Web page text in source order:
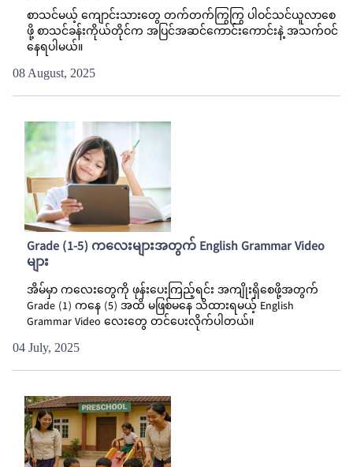
စာသင်မယ့် ကျောင်းသားတွေ တက်တက်ကြွကြွ ပါဝင်သင်ယူလာစေ
ဖို့ စာသင်ခန်းကိုယ်တိုင်က အပြင်အဆင်ကောင်းကောင်းနဲ့ အသက်ဝင်
နေရပါမယ်။
08 August, 2025
Grade (1-5) ကလေးများအတွက် English Grammar Video
များ
အိမ်မှာ ကလေးတွေကို ဖုန်းပေးကြည့်ရင်း အကျိုးရှိစေဖို့အတွက်
Grade (1) ကနေ (5) အထိ မဖြစ်မနေ သိထားရမယ့် English
Grammar Video လေးတွေ တင်ပေးလိုက်ပါတယ်။
04 July, 2025